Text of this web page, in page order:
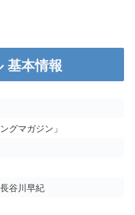
基本情報
グマガジン」
谷川早紀